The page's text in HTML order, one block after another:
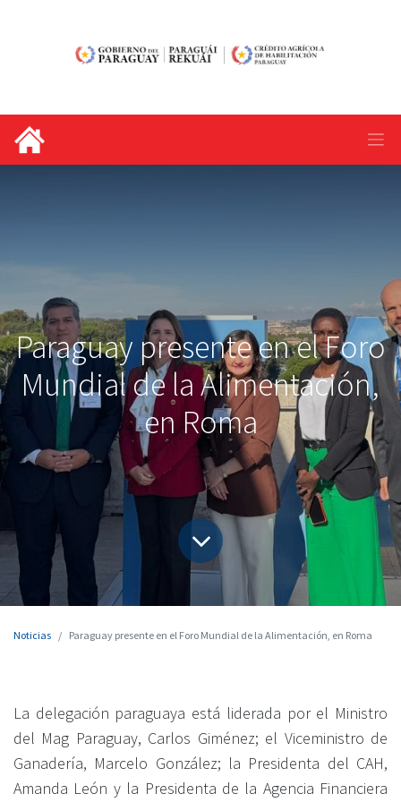
Paraguay presente en el Foro
Mundial de la Alimentación,
en Roma
Noticias Paraguay presente en el Foro Mundial de la Alimentación, en Roma
La delegación paraguaya está liderada por el Ministro
del Mag Paraguay, Carlos Giménez; el Viceministro de
Ganadería, Marcelo González; la Presidenta del CAH,
Amanda León y la Presidenta de la Agencia Financiera